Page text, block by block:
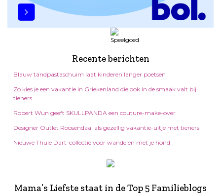
Recente berichten
Blauw tandpastaschuim laat kinderen langer poetsen
Zo kies je een vakantie in Griekenland die ook in de smaak valt bij
tieners
Robert Wun geeft SKULLPANDA een couture-make-over
Designer Outlet Roosendaal als gezellig vakantie-uitje met tieners
Nieuwe Thule Dart-collectie voor wandelen met je hond
Mama’s Liefste staat in de Top 5 Familieblogs